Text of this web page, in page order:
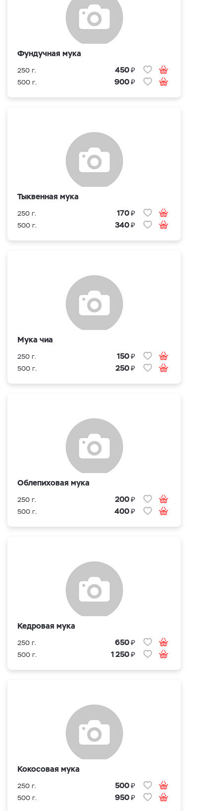
Фундучная мука
250 г. 450₽
500 г. 900₽
Тыквенная мука
250 г. 170₽
500 г. 340₽
Мука чиа
250 г. 150₽
500 г. 250₽
Облепиховая мука
250 г. 200₽
500 г. 400₽
Кедровая мука
250 г. 650₽
500 г. 1 250₽
Кокосовая мука
250 г. 500₽
500 г. 950₽